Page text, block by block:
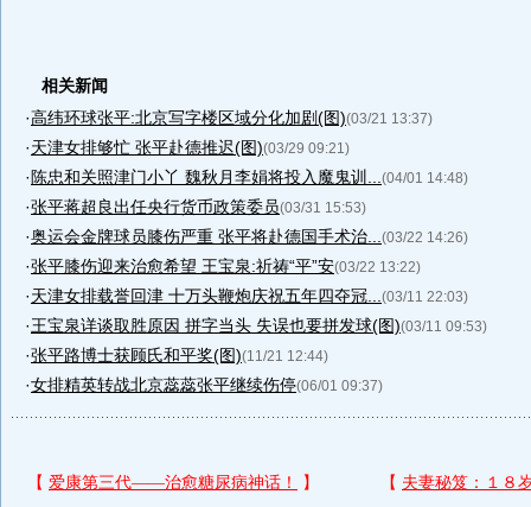
相关新闻
·高纬环球张平:北京写字楼区域分化加剧(图)(03/21 13:37)
·天津女排够忙 张平赴德推迟(图)(03/29 09:21)
· 陈忠和关照津门小丫 魏秋月李娟将投入魔鬼训... (04/01 14:48)
·张平蒋超良出任央行货币政策委员(03/31 15:53)
·奥运会金牌球员膝伤严重 张平将赴德国手术治... (03/22 14:26)
·张平膝伤迎来治愈希望 王宝泉:祈祷“平”安(03/22 13:22)
·天津女排载誉回津 十万头鞭炮庆祝五年四夺冠... (03/11 22:03)
·王宝泉详谈取胜原因 拼字当头 失误也要拼发球(图)(03/11 09:53)
·张平路博士获顾氏和平奖(图)(11/21 12:44)
·女排精英转战北京蕊蕊张平继续伤停(06/01 09:37)